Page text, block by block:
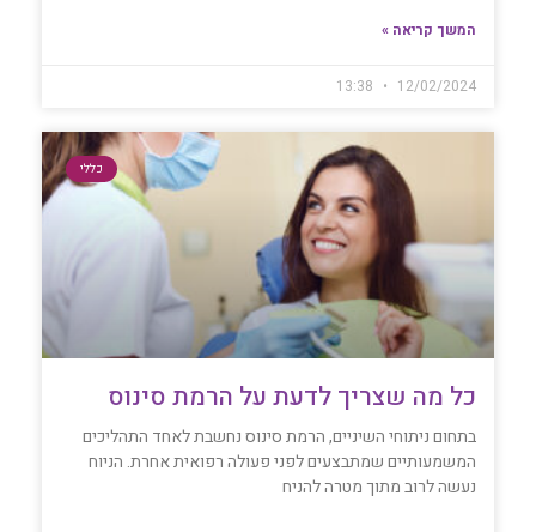
המשך קריאה »
12/02/2024
כללי
כל מה שצריך לדעת על הרמת סינוס
בתחום ניתוחי השיניים, הרמת סינוס נחשבת לאחד התהליכים
המשמעותיים שמתבצעים לפני פעולה רפואית אחרת. הניוח
נעשה לרוב מתוך מטרה להניח